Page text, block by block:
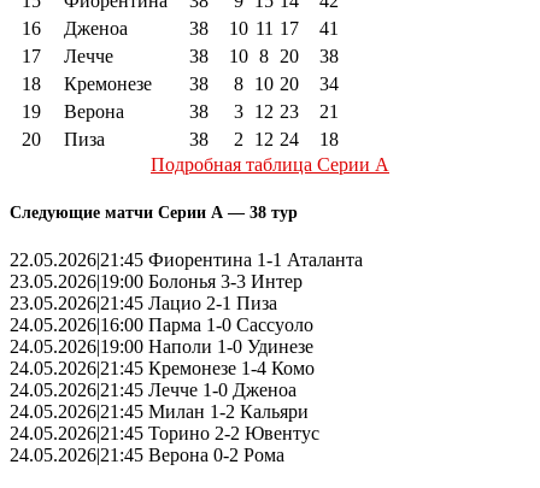
16
Дженоа 38 10 11 17
41
17
Лечче 38 10 8 20
38
18
Кремонезе 38 8 10 20
34
19
Верона 38 3 12 23
21
20
Пиза 38 2 12 24
18
Подробная таблица Серии А
Следующие матчи Серии А — 38 тур
22.05.2026|21:45 Фиорентина 1-1 Аталанта
23.05.2026|19:00 Болонья 3-3 Интер
23.05.2026|21:45 Лацио 2-1 Пиза
24.05.2026|16:00 Парма 1-0 Сассуоло
24.05.2026|19:00 Наполи 1-0 Удинезе
24.05.2026|21:45 Кремонезе 1-4 Комо
24.05.2026|21:45 Лечче 1-0 Дженоа
24.05.2026|21:45 Милан 1-2 Кальяри
24.05.2026|21:45 Торино 2-2 Ювентус
24.05.2026|21:45 Верона 0-2 Рома